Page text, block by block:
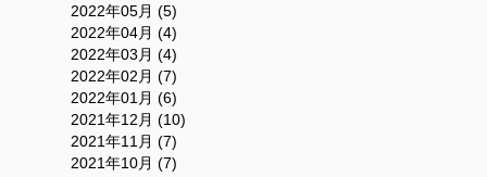
2022年05月 (5)
2022年04月 (4)
2022年03月 (4)
2022年02月 (7)
2022年01月 (6)
2021年12月 (10)
2021年11月 (7)
2021年10月 (7)